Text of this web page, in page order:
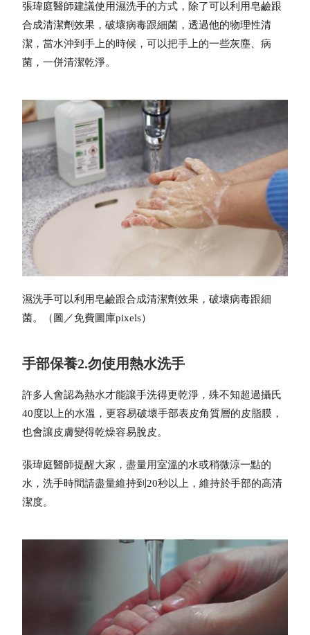
張瑋庭醫師建議使用濕洗手的方式，除了可以利用皂鹼跟
合成清潔劑效果，破壞病毒跟細菌，透過他的物理性清
潔，當水沖到手上的時候，可以把手上的一些灰塵、病
菌，一併清潔乾淨。
濕洗手可以利用皂鹼跟合成清潔劑效果，破壞病毒跟細
菌。（圖／免費圖庫pixels）
手部保養2.勿使用熱水洗手
許多人會認為熱水才能讓手洗得更乾淨，殊不知超過攝氏
40度以上的水溫，更容易破壞手部表皮角質層的皮脂膜，
也會讓皮膚變得乾燥容易脫皮。
張瑋庭醫師提醒大家，盡量用室溫的水或稍微涼一點的
水，洗手時間請盡量維持到20秒以上，維持於手部的高清
潔度。